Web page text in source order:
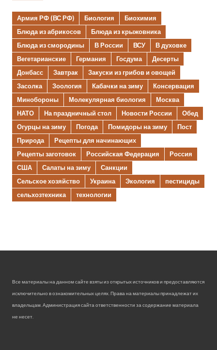
Армия РФ (ВС РФ) Биология
Биохимия
Блюда из абрикосов
Блюда из крыжовника
Блюда из смородины
В России ВСУ
В духовке
Вегетарианские
Германия Госдума
Десерты
Донбасс
Завтрак
Закуски из грибов и овощей
Засолка
Зоология Кабачки на зиму
Консервация
Минобороны
Молекулярная биология
Москва
НАТО
На праздничный стол Новости России
Обед
Огурцы на зиму
Погода Помидоры на зиму
Пост
Природа
Рецепты для начинающих
Рецепты заготовок
Российская Федерация
Россия
США
Салаты на зиму
Санкции
Сельское хозяйство
Украина Экология
пестициды
сельхозтехника
технологии
Все материалы на данном сайте взяты из открытых источников и предоставляются
исключительно в ознакомительных целях. Права на материалы принадлежат их
владельцам. Администрация сайта ответственности за содержание материала
не несет.